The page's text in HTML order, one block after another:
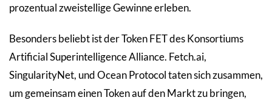
prozentual zweistellige Gewinne erleben.
Besonders beliebt ist der Token FET des Konsortiums
Artificial Superintelligence Alliance. Fetch.ai,
SingularityNet, und Ocean Protocol taten sich zusammen,
um gemeinsam einen Token auf den Markt zu bringen,